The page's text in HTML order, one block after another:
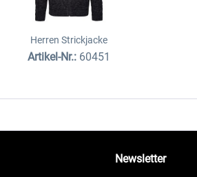
Herren Strickjacke
Artikel-Nr.: 60451
Newsletter